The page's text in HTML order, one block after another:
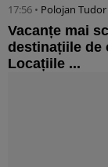
17:56 • Polojan Tudor
Vacanțe mai
destinațiile de
Locațiile ...